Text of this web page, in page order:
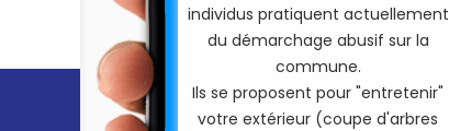
individus pratiquent actuellement
du démarchage abusif sur la
commune.
Ils se proposent pour "entretenir"
votre extérieur (coupe d'arbres